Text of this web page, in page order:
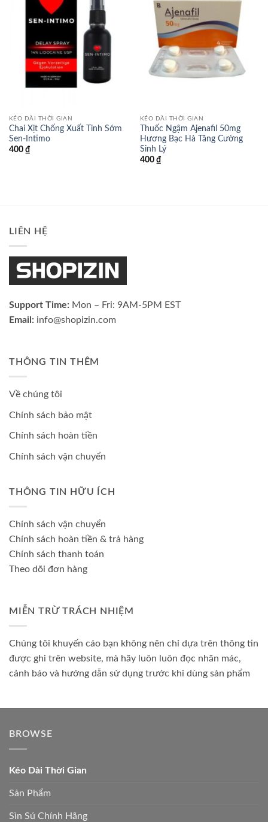
KÉO DÀI THỜI GIAN
Chai Xịt Chống Xuất Tinh Sớm
Sen-Intimo
400 ₫
KÉO DÀI THỜI GIAN
Thuốc Ngậm Ajenafil 50mg
Hương Bạc Hà Tăng Cường
Sinh Lý
400 ₫
LIÊN HỆ
Support Time: Mon – Fri: 9AM-5PM EST
Email: info@shopizin.com
THÔNG TIN THÊM
Về chúng tôi
Chính sách bảo mật
Chính sách hoàn tiền
Chính sách vận chuyển
THÔNG TIN HỮU ÍCH
Chính sách vận chuyển
Chính sách hoàn tiền & trả hàng
Chính sách thanh toán
Theo dõi đơn hàng
MIỄN TRỪ TRÁCH NHIỆM
Chúng tôi khuyến cáo bạn không nên chỉ dựa trên thông tin
được ghi trên website, mà hãy luôn luôn đọc nhãn mác,
cảnh báo và hướng dẫn sử dụng trước khi dùng sản phẩm
BROWSE
Kéo Dài Thời Gian
Sản Phẩm
Sìn Sú Chính Hãng